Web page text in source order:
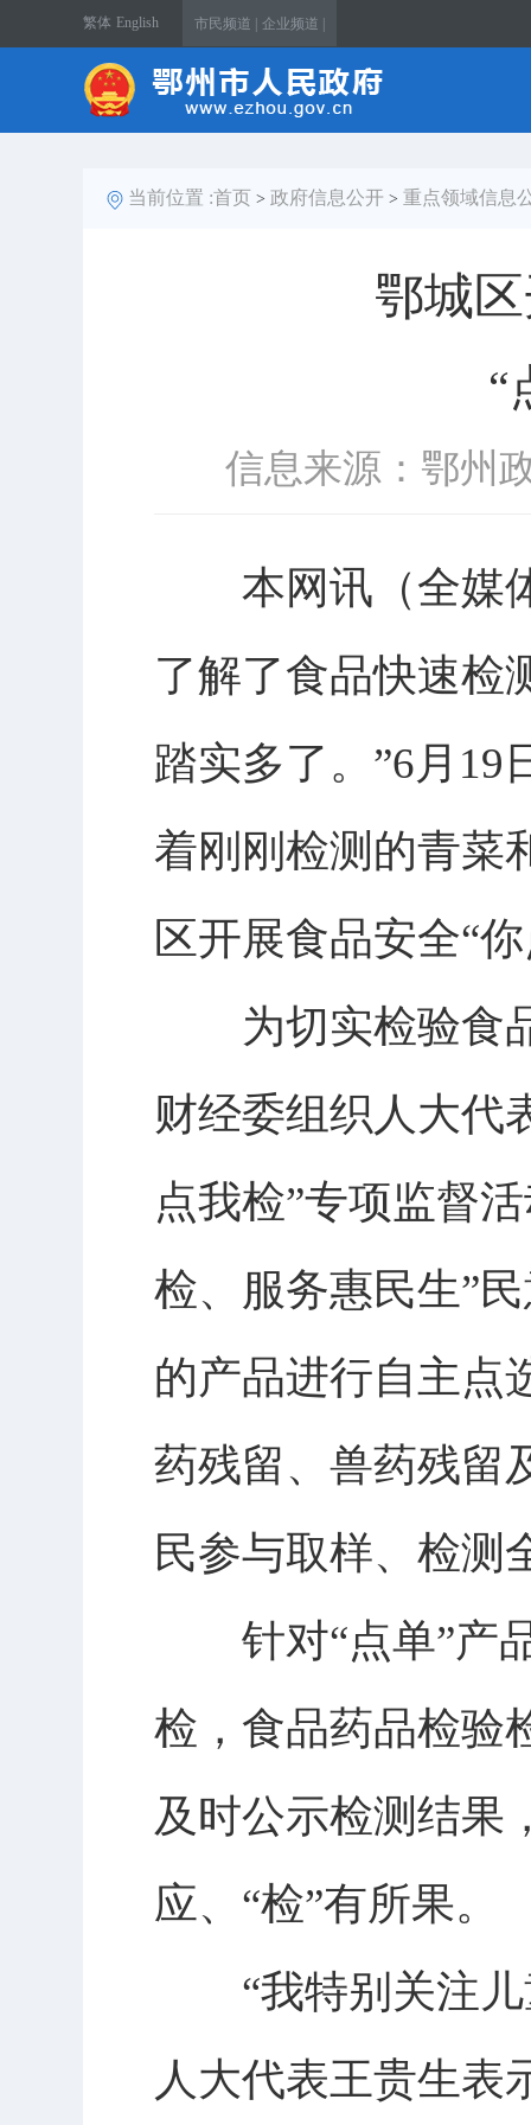
繁体 English 市民频道 | 企业频道 |
当前位置 :首页 > 政府信息公开 > 重点领域信息
鄂城
“
信息来源：鄂州
本网讯（全媒体
了解了食品快速检
踏实多了。”6月19
着刚刚检测的青菜
区开展食品安全“
为切实检验食品
财经委组织人大代
点我检”专项监督
检、服务惠民生”
的产品进行自主点
药残留、兽药残留
民参与取样、检测
针对“点单”产品
检，食品药品检验
及时公示检测结果
应、“检”有所果。
“我特别关注儿
人大代表王贵生表